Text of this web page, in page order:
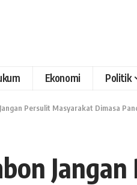
Ekonomi Politik
Persulit Masyarakat Dimasa